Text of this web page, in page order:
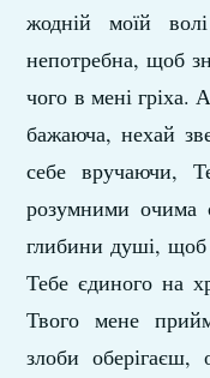
жодній моїй
непотребна, щоб
чого в мені гріха.
бажаюча, нехай
себе вручаючи,
розумними очима
глибини душі, щоб
Тебе єдиного на
Твого мене
злоби